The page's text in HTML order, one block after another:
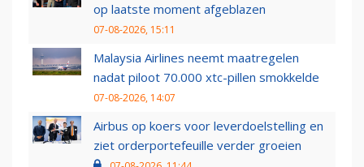
op laatste moment afgeblazen
07-08-2026, 15:11
Malaysia Airlines neemt maatregelen
nadat piloot 70.000 xtc-pillen smokkelde
07-08-2026, 14:07
Airbus op koers voor leverdoelstelling en
ziet orderportefeuille verder groeien